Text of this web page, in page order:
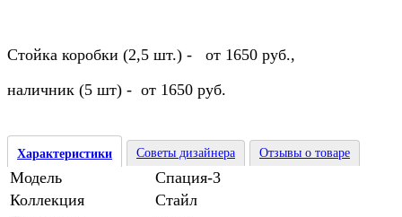
Стойка коробки (2,5 шт.) - от 1650 руб.,
наличник (5 шт) - от 1650 руб.
Характеристики Советы дизайнера Отзывы о товаре
Модель
Спация-3
Коллекция
Стайл